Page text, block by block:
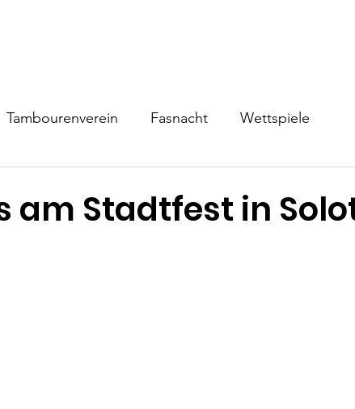
Tambourenverein Fasnacht Wettspiele
am Stadtfest in